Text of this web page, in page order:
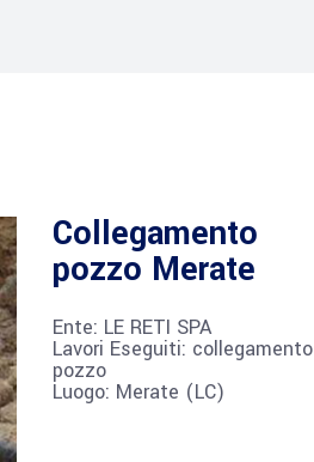
Collegamento
pozzo Merate
Ente: LE RETI SPA
Lavori Eseguiti: collegamento
pozzo
Luogo: Merate (LC)